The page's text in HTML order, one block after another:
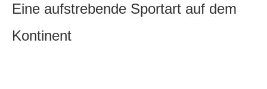
Eine aufstrebende Sportart auf dem
Kontinent